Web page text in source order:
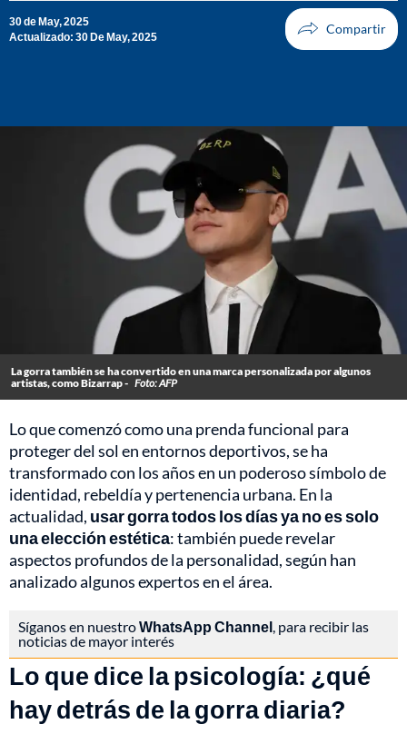
30 de May, 2025
Actualizado: 30 De May, 2025
La gorra también se ha convertido en una marca personalizada por algunos
artistas, como Bizarrap - Foto: AFP
Lo que comenzó como una prenda funcional para
proteger del sol en entornos deportivos, se ha
transformado con los años en un poderoso símbolo de
identidad, rebeldía y pertenencia urbana. En la
actualidad, usar gorra todos los días ya no es solo
una elección estética: también puede revelar
aspectos profundos de la personalidad, según han
analizado algunos expertos en el área.
Síganos en nuestroWhatsApp Channel, para recibir las
noticias de mayor interés
Lo que dice la psicología: ¿qué
hay detrás de la gorra diaria?